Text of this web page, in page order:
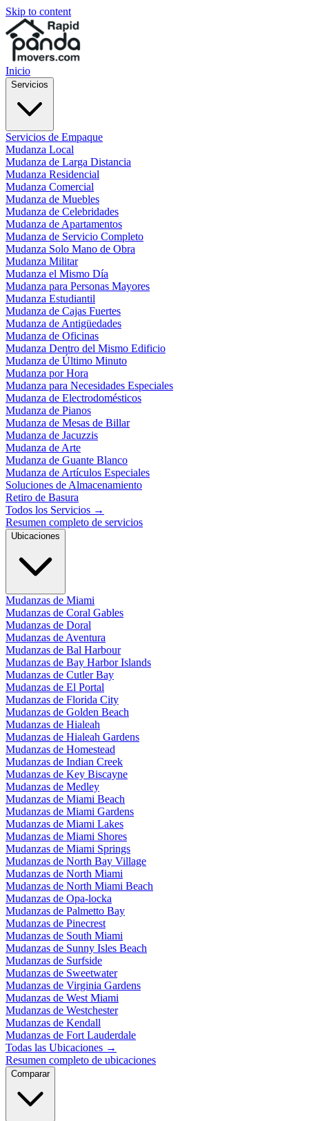
Skip to content
Inicio
Servicios
Servicios de Empaque
Mudanza Local
Mudanza de Larga Distancia
Mudanza Residencial
Mudanza Comercial
Mudanza de Muebles
Mudanza de Celebridades
Mudanza de Apartamentos
Mudanza de Servicio Completo
Mudanza Solo Mano de Obra
Mudanza Militar
Mudanza el Mismo Día
Mudanza para Personas Mayores
Mudanza Estudiantil
Mudanza de Cajas Fuertes
Mudanza de Antigüedades
Mudanza de Oficinas
Mudanza Dentro del Mismo Edificio
Mudanza de Último Minuto
Mudanza por Hora
Mudanza para Necesidades Especiales
Mudanza de Electrodomésticos
Mudanza de Pianos
Mudanza de Mesas de Billar
Mudanza de Jacuzzis
Mudanza de Arte
Mudanza de Guante Blanco
Mudanza de Artículos Especiales
Soluciones de Almacenamiento
Retiro de Basura
Todos los Servicios →
Resumen completo de servicios
Ubicaciones
Mudanzas de Miami
Mudanzas de Coral Gables
Mudanzas de Doral
Mudanzas de Aventura
Mudanzas de Bal Harbour
Mudanzas de Bay Harbor Islands
Mudanzas de Cutler Bay
Mudanzas de El Portal
Mudanzas de Florida City
Mudanzas de Golden Beach
Mudanzas de Hialeah
Mudanzas de Hialeah Gardens
Mudanzas de Homestead
Mudanzas de Indian Creek
Mudanzas de Key Biscayne
Mudanzas de Medley
Mudanzas de Miami Beach
Mudanzas de Miami Gardens
Mudanzas de Miami Lakes
Mudanzas de Miami Shores
Mudanzas de Miami Springs
Mudanzas de North Bay Village
Mudanzas de North Miami
Mudanzas de North Miami Beach
Mudanzas de Opa-locka
Mudanzas de Palmetto Bay
Mudanzas de Pinecrest
Mudanzas de South Miami
Mudanzas de Sunny Isles Beach
Mudanzas de Surfside
Mudanzas de Sweetwater
Mudanzas de Virginia Gardens
Mudanzas de West Miami
Mudanzas de Westchester
Mudanzas de Kendall
Mudanzas de Fort Lauderdale
Todas las Ubicaciones →
Resumen completo de ubicaciones
Comparar